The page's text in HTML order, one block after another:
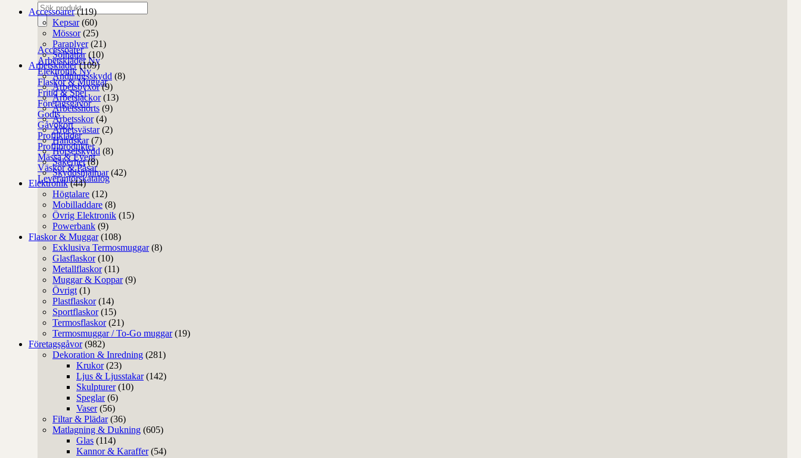
Produktsökning
Accessoarer
Arbetskläder
Elektronik
Flaskor & Muggar
Fritid & Spel
Företagsgåvor
Godis
Gåvokort
Profilkläder
Profilprodukter
Mässa & Event
Väskor & Påsar
Leverantörskatalog
Accessoarer (119)
Kepsar (60)
Mössor (25)
Paraplyer (21)
Solhattar (10)
Arbetskläder (109)
Andningsskydd (8)
Arbetsbyxor (9)
Arbetsjackor (13)
Arbetsshorts (9)
Arbetsskor (4)
Arbetsvästar (2)
Handskar (7)
Hörselskydd (8)
Säkerhet (8)
Skyddshjälmar (42)
Elektronik (44)
Högtalare (12)
Mobilladdare (8)
Övrig Elektronik (15)
Powerbank (9)
Flaskor & Muggar (108)
Exklusiva Termosmuggar (8)
Glasflaskor (10)
Metallflaskor (11)
Muggar & Koppar (9)
Övrigt (1)
Plastflaskor (14)
Sportflaskor (15)
Termosflaskor (21)
Termosmuggar / To-Go muggar (19)
Företagsgåvor (982)
Dekoration & Inredning (281)
Krukor (23)
Ljus & Ljusstakar (142)
Skulpturer (10)
Speglar (6)
Vaser (56)
Filtar & Plädar (36)
Matlagning & Dukning (605)
Glas (114)
Kannor & Karaffer (54)